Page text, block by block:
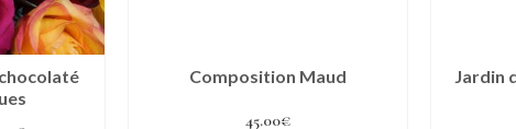
Composition Maud
45.00€
Jardin